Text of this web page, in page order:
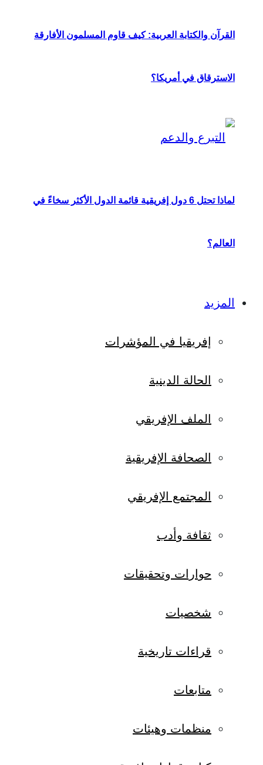
القرآن والكتابة العربية: كيف قاوم المسلمون الأفارقة
الاسترقاق في أمريكا؟
لماذا تحتل 6 دول إفريقية قائمة الدول الأكثر سخاءً في
العالم؟
المزيد
إفريقيا في المؤشرات
الحالة الدينية
الملف الإفريقي
الصحافة الإفريقية
المجتمع الإفريقي
ثقافة وأدب
حوارات وتحقيقات
شخصيات
قراءات تاريخية
متابعات
منظمات وهيئات